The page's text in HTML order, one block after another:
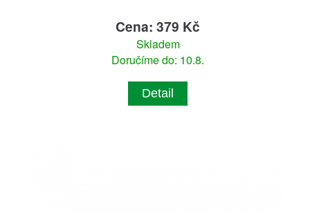
Cena: 379 Kč
Skladem
Doručíme do: 10.8.
Detail